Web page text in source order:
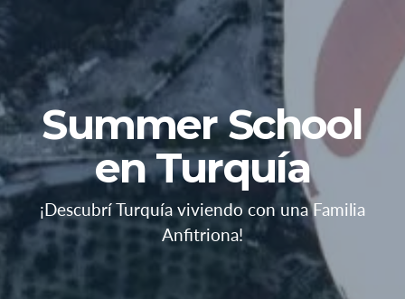
Summer School
en Turquía
¡Descubrí Turquía viviendo con una Familia
Anfitriona!